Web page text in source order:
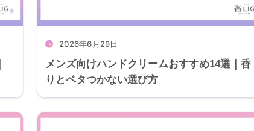
2026年6月29日
メンズ向けハンドクリームおすすめ14選｜香
りとベタつかない選び方